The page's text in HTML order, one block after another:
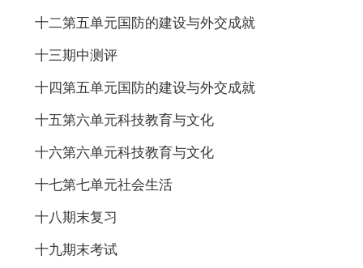
十二第五单元国防的建设与外交成就
十三期中测评
十四第五单元国防的建设与外交成就
十五第六单元科技教育与文化
十六第六单元科技教育与文化
十七第七单元社会生活
十八期末复习
十九期末考试